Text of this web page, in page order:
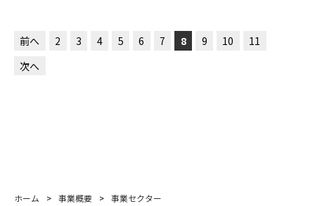
前へ 2 3 4 5 6 7 8 9 10
11
次へ
ホーム > 事業概要 > 事業セクター